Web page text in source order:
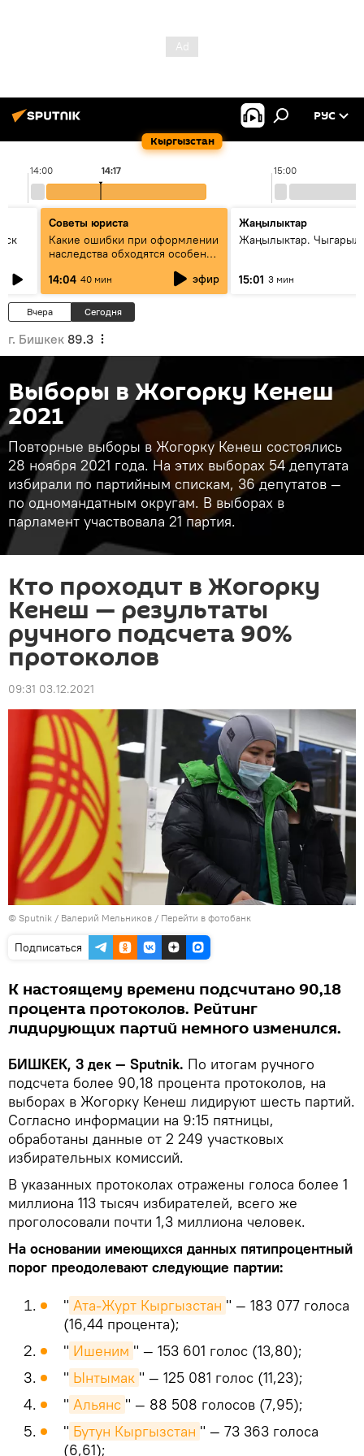
Кыргызстан
РУС
14:00 15:00
14:17
Советы юриста
Какие ошибки при оформлении
наследства обходятся особенно
дорого - советы юриста
14:04 40 мин эфир
Жаңылыктар
Жаңылыктар.
15:01 3 мин
Вчера Сегодня
г. Бишкек 89.3
Выборы в Жогорку Кенеш
2021
Повторные выборы в Жогорку Кенеш состоялись
28 ноября 2021 года. На этих выборах 54 депутата
избирали по партийным спискам, 36 депутатов —
по одномандатным округам. В выборах в
парламент участвовала 21 партия.
Кто проходит в Жогорку
Кенеш — результаты
ручного подсчета 90%
протоколов
09:31 03.12.2021
© Sputnik / Валерий Мельников / Перейти в фотобанк
Подписаться
К настоящему времени подсчитано 90,18
процента протоколов. Рейтинг
лидирующих партий немного изменился.
БИШКЕК, 3 дек — Sputnik. По итогам ручного
подсчета более 90,18 процента протоколов, на
выборах в Жогорку Кенеш лидируют шесть партий.
Согласно информации на 9:15 пятницы,
обработаны данные от 2 249 участковых
избирательных комиссий.
В указанных протоколах отражены голоса более 1
миллиона 113 тысяч избирателей, всего же
проголосовали почти 1,3 миллиона человек.
На основании имеющихся данных пятипроцентный
порог преодолевают следующие партии:
" Ата-Журт Кыргызстан " — 183 077 голоса
(16,44 процента);
" Ишеним " — 153 601 голос (13,80);
" Ынтымак " — 125 081 голос (11,23);
" Альянс " — 88 508 голосов (7,95);
" Бутун Кыргызстан " — 73 363 голоса
(6,61);